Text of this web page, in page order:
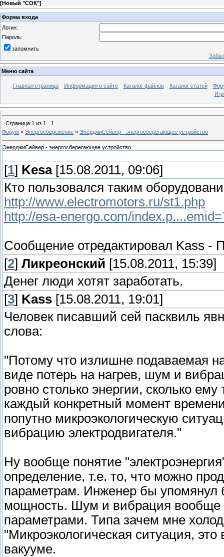
[Новый "СОК"]
Форма входа
Логин:
Пароль:
запомнить
Меню сайта
Главная страница Информация о сайте Каталог файлов Каталог статей
Страница 1 из 1
1
Форум » Энергосбережение » ЭнерджиСейвер - энергосберегающее устройство
ЭнерджиСейвер - энергосберегающее устройство
[1] Kesa[15.08.2011, 09:06]
Кто пользовался таким
http://www.electromotors.ru/st1.php
http://esa-energo.com/
Сообщение отредактировал Kass -
[2] Ликреонский [15.08.2011, 15:39]
Денег люди хотят заработать.
[3] Kass [15.08.2011, 19:01]
Человек писавший сей пасквиль
слова:
"Потому что излишне подаваемая
виде потерь на нагрев, шум и
ровно столько энергии, сколько
каждый конкретный момент
попутно микроэкологическую
вибрацию электродвигателя."
Ну вообще понятие
определение, т.е. то, что можно
параметрам. Инженер бы упомянул
мощность. Шум и вибрация вообще
параметрами. Типа зачем мне
"Микроэкологическая ситуация,
вакууме.